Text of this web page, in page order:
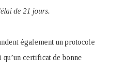
de 21 jours.
également un protocole
certificat de bonne